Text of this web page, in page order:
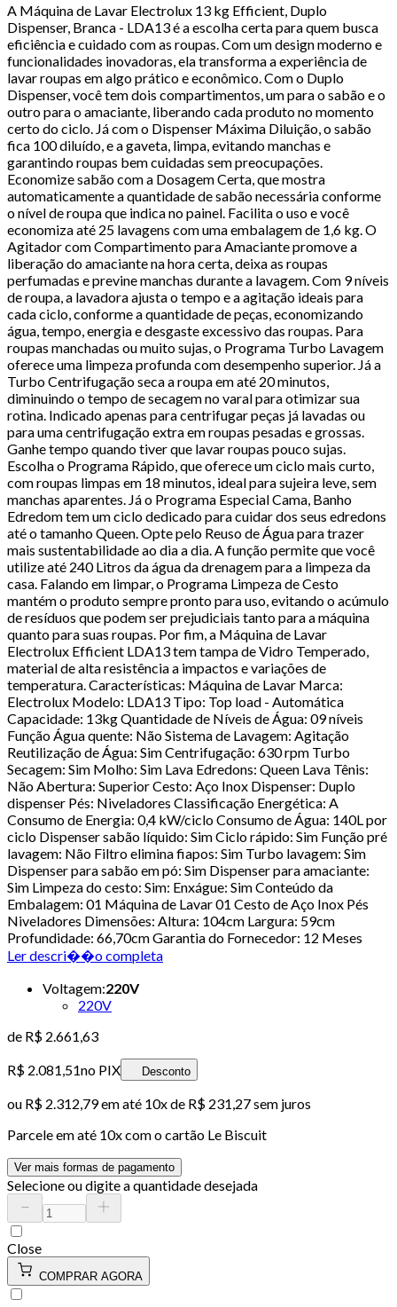
A Máquina de Lavar Electrolux 13 kg Efficient, Duplo
Dispenser, Branca - LDA13 é a escolha certa para quem busca
eficiência e cuidado com as roupas. Com um design moderno e
funcionalidades inovadoras, ela transforma a experiência de
lavar roupas em algo prático e econômico. Com o Duplo
Dispenser, você tem dois compartimentos, um para o sabão e o
outro para o amaciante, liberando cada produto no momento
certo do ciclo. Já com o Dispenser Máxima Diluição, o sabão
fica 100 diluído, e a gaveta, limpa, evitando manchas e
garantindo roupas bem cuidadas sem preocupações.
Economize sabão com a Dosagem Certa, que mostra
automaticamente a quantidade de sabão necessária conforme
o nível de roupa que indica no painel. Facilita o uso e você
economiza até 25 lavagens com uma embalagem de 1,6 kg. O
Agitador com Compartimento para Amaciante promove a
liberação do amaciante na hora certa, deixa as roupas
perfumadas e previne manchas durante a lavagem. Com 9 níveis
de roupa, a lavadora ajusta o tempo e a agitação ideais para
cada ciclo, conforme a quantidade de peças, economizando
água, tempo, energia e desgaste excessivo das roupas. Para
roupas manchadas ou muito sujas, o Programa Turbo Lavagem
oferece uma limpeza profunda com desempenho superior. Já a
Turbo Centrifugação seca a roupa em até 20 minutos,
diminuindo o tempo de secagem no varal para otimizar sua
rotina. Indicado apenas para centrifugar peças já lavadas ou
para uma centrifugação extra em roupas pesadas e grossas.
Ganhe tempo quando tiver que lavar roupas pouco sujas.
Escolha o Programa Rápido, que oferece um ciclo mais curto,
com roupas limpas em 18 minutos, ideal para sujeira leve, sem
manchas aparentes. Já o Programa Especial Cama, Banho
Edredom tem um ciclo dedicado para cuidar dos seus edredons
até o tamanho Queen. Opte pelo Reuso de Água para trazer
mais sustentabilidade ao dia a dia. A função permite que você
utilize até 240 Litros da água da drenagem para a limpeza da
casa. Falando em limpar, o Programa Limpeza de Cesto
mantém o produto sempre pronto para uso, evitando o acúmulo
de resíduos que podem ser prejudiciais tanto para a máquina
quanto para suas roupas. Por fim, a Máquina de Lavar
Electrolux Efficient LDA13 tem tampa de Vidro Temperado,
material de alta resistência a impactos e variações de
temperatura. Características: Máquina de Lavar Marca:
Electrolux Modelo: LDA13 Tipo: Top load - Automática
Capacidade: 13kg Quantidade de Níveis de Água: 09 níveis
Função Água quente: Não Sistema de Lavagem: Agitação
Reutilização de Água: Sim Centrifugação: 630 rpm Turbo
Secagem: Sim Molho: Sim Lava Edredons: Queen Lava Tênis:
Não Abertura: Superior Cesto: Aço Inox Dispenser: Duplo
dispenser Pés: Niveladores Classificação Energética: A
Consumo de Energia: 0,4 kW/ciclo Consumo de Água: 140L por
ciclo Dispenser sabão líquido: Sim Ciclo rápido: Sim Função pré
lavagem: Não Filtro elimina fiapos: Sim Turbo lavagem: Sim
Dispenser para sabão em pó: Sim Dispenser para amaciante:
Sim Limpeza do cesto: Sim: Enxágue: Sim Conteúdo da
Embalagem: 01 Máquina de Lavar 01 Cesto de Aço Inox Pés
Niveladores Dimensões: Altura: 104cm Largura: 59cm
Profundidade: 66,70cm Garantia do Fornecedor: 12 Meses
Ler descri��o completa
Voltagem:220V
220V
de R$ 2.661,63
R$ 2.081,51no PIX Desconto
ou R$ 2.312,79em até 10x de R$ 231,27 sem juros
Parcele em até 10x com o cartão Le Biscuit
Ver mais formas de pagamento
Selecione ou digite a quantidade desejada
Close
COMPRAR AGORA